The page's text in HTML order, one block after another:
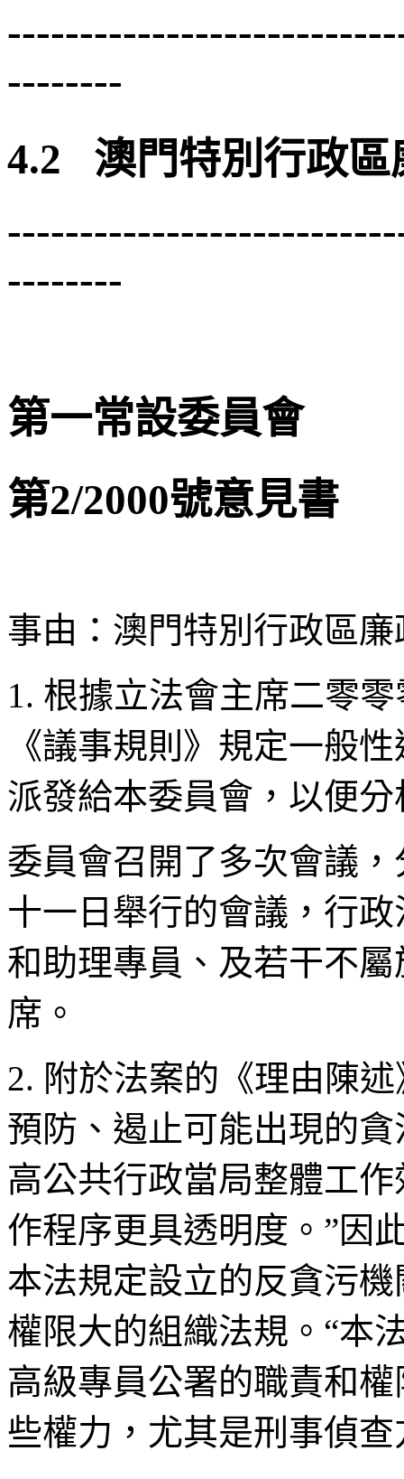
--------
4.2
澳門特別行政區
--------
第一常設委員會
第2/2000號意見書
事由：澳門特別行政區
1. 根據立法會主席二零
《議事規則》規定一般
派發給本委員會，以便
委員會召開了多次會議
十一日舉行的會議，行
和助理專員、及若干不
席。
2. 附於法案的《理由陳
預防、遏止可能出現的
高公共行政當局整體工
作程序更具透明度。”因
本法規定設立的反貪污
權限大的組織法規。“本
高級專員公署的職責和
些權力，尤其是刑事偵查